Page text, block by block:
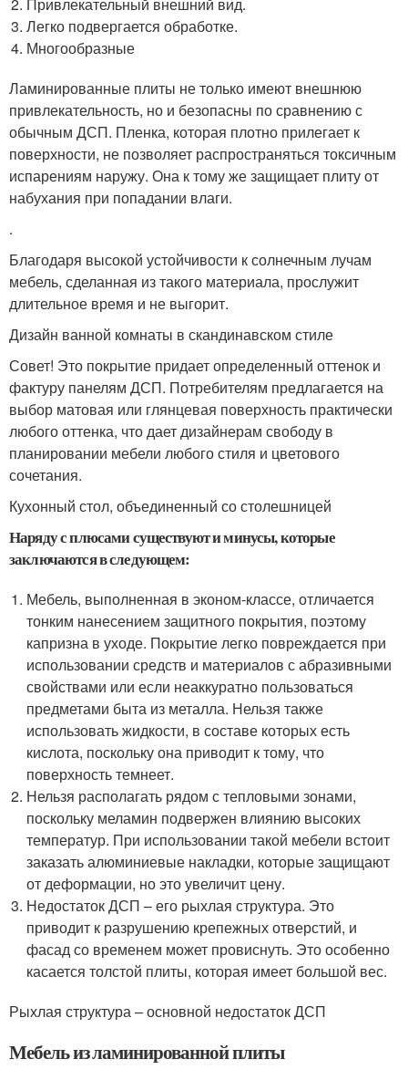
Легко подвергается обработке.
Многообразные
Ламинированные плиты не только имеют внешнюю
привлекательность, но и безопасны по сравнению с
обычным ДСП. Пленка, которая плотно прилегает к
поверхности, не позволяет распространяться токсичным
испарениям наружу. Она к тому же защищает плиту от
набухания при попадании влаги.
.
Благодаря высокой устойчивости к солнечным лучам
мебель, сделанная из такого материала, прослужит
длительное время и не выгорит.
Дизайн ванной комнаты в скандинавском стиле
Совет! Это покрытие придает определенный оттенок и
фактуру панелям ДСП. Потребителям предлагается на
выбор матовая или глянцевая поверхность практически
любого оттенка, что дает дизайнерам свободу в
планировании мебели любого стиля и цветового
сочетания.
Кухонный стол, объединенный со столешницей
Наряду с плюсами существуют и минусы, которые
заключаются в следующем:
Мебель, выполненная в эконом-классе, отличается
тонким нанесением защитного покрытия, поэтому
капризна в уходе. Покрытие легко повреждается при
использовании средств и материалов с абразивными
свойствами или если неаккуратно пользоваться
предметами быта из металла. Нельзя также
использовать жидкости, в составе которых есть
кислота, поскольку она приводит к тому, что
поверхность темнеет.
Нельзя располагать рядом с тепловыми зонами,
поскольку меламин подвержен влиянию высоких
температур. При использовании такой мебели встоит
заказать алюминиевые накладки, которые защищают
от деформации, но это увеличит цену.
Недостаток ДСП – его рыхлая структура. Это
приводит к разрушению крепежных отверстий, и
фасад со временем может провиснуть. Это особенно
касается толстой плиты, которая имеет большой вес.
Рыхлая структура – основной недостаток ДСП
Мебель из ламинированной плиты